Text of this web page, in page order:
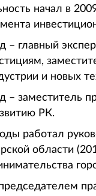
начал в
– главный
и новых
– заместитель
РК.
работал
области